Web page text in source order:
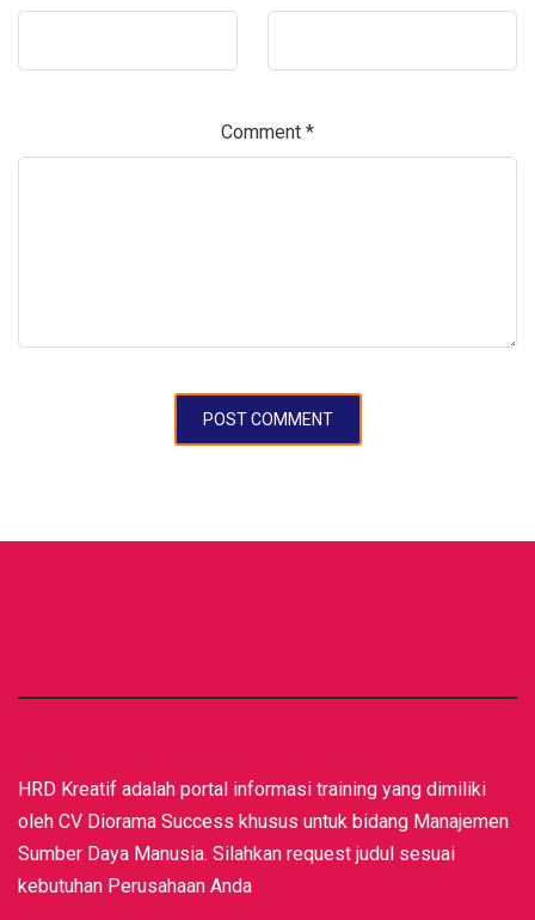
Comment *
HRD Kreatif adalah portal informasi training yang dimiliki
oleh CV Diorama Success khusus untuk bidang Manajemen
Sumber Daya Manusia. Silahkan request judul sesuai
kebutuhan Perusahaan Anda